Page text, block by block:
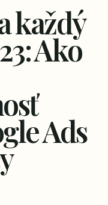
každý
Ako
Ads